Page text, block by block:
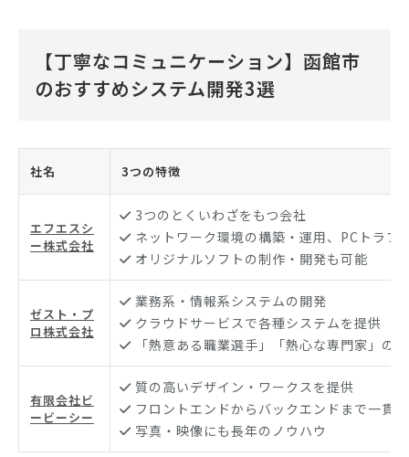
【丁寧なコミュニケーション】函館市
のおすすめシステム開発3選
社名 3つの特徴
エフエスシ
ー株式会社
3つのとくいわざをもつ会社
ネットワーク環境の構築・運用、PCトラブ
オリジナルソフトの制作・開発も可能
ゼスト・プ
ロ株式会社
業務系・情報系システムの開発
クラウドサービスで各種システムを提供
「熱意ある職業選手」「熱心な専門家」の
有限会社ビ
ービーシー
質の高いデザイン・ワークスを提供
フロントエンドからバックエンドまで一貫
写真・映像にも長年のノウハウ